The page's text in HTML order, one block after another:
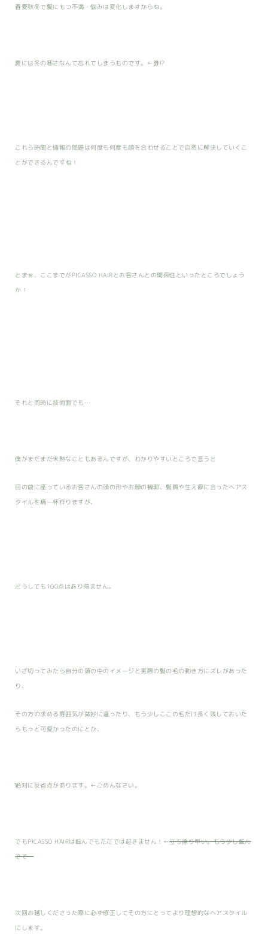
春夏秋冬で髪にもつ不満・悩みは変化しますからね。
夏には冬の寒さなんて忘れてしまうものです。←誰!?
これら時間と情報の問題は何度も何度も顔を合わせることで自然に解決していくこ
とができるんですね！
とまぁ、ここまでがPICASSO HAIRとお客さんとの関係性といったところでしょう
か！
それと同時に技術面でも…
僕がまだまだ未熟なこともあるんですが、わかりやすいところで言うと
目の前に座っているお客さんの頭の形やお顔の輪郭、髪質や生え癖に合ったヘアス
タイルを精一杯作りますが、
どうしても100点はあり得ません。
いざ切ってみたら自分の頭の中のイメージと実際の髪の毛の動き方にズレがあった
り、
その方の求める雰囲気が微妙に違ったり、もう少しここの毛だけ長く残しておいた
らもっと可愛かったのにとか、
絶対に反省点があります。←ごめんなさい。
でもPICASSO HAIRは転んでもただでは起きません！←立ち直り早い。もう少し転ん
でて…
次回お越しくださった際に必ず修正してその方にとってより理想的なヘアスタイル
にします。